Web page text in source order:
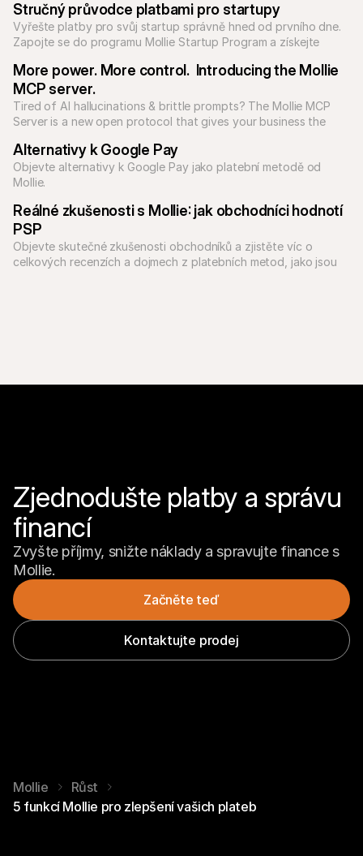
Stručný průvodce platbami pro startupy
Vyřešte platby pro svůj startup správně hned od prvního dne.
Zapojte se do programu Mollie Startup Program a získejte
More power. More control.  Introducing the Mollie
MCP server.
Tired of AI hallucinations & brittle prompts? The Mollie MCP
Server is a new open protocol that gives your business the
Alternativy k Google Pay
Objevte alternativy k Google Pay jako platební metodě od
Mollie.
Reálné zkušenosti s Mollie: jak obchodníci hodnotí
PSP
Objevte skutečné zkušenosti obchodníků a zjistěte víc o
celkových recenzích a dojmech z platebních metod, jako jsou
Zjednodušte platby a správu
financí
Zvyšte příjmy, snižte náklady a spravujte finance s
Mollie.
Začněte teď
Kontaktujte prodej
Mollie
Růst
5 funkcí Mollie pro zlepšení vašich plateb